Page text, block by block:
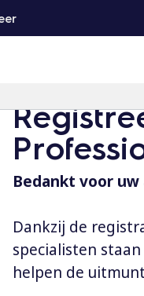
Bedankt voor
Dankzij de
specialisten
helpen de